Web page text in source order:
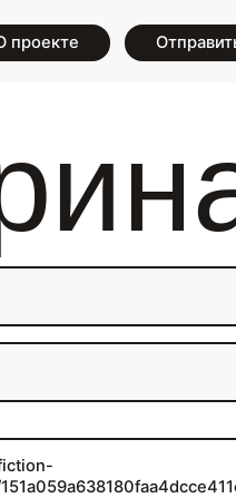
проекте